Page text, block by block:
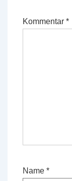
Kommentar *
Name *